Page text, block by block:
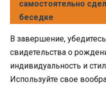
самостоятельно
беседке
В завершение,
свидетельства о
индивидуальность и
Используйте свое